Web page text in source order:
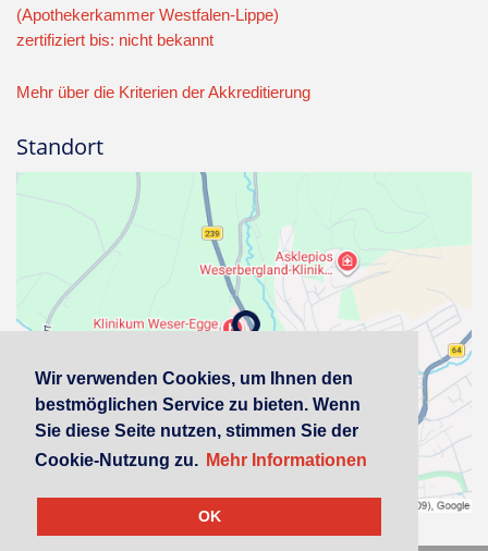
Wir verwenden Cookies, um Ihnen den
bestmöglichen Service zu bieten. Wenn
Sie diese Seite nutzen, stimmen Sie der
Cookie-Nutzung zu. Mehr Informationen
OK
(Apothekerkammer Westfalen-Lippe)
zertifiziert bis: nicht bekannt
Mehr über die Kriterien der Akkreditierung
Standort